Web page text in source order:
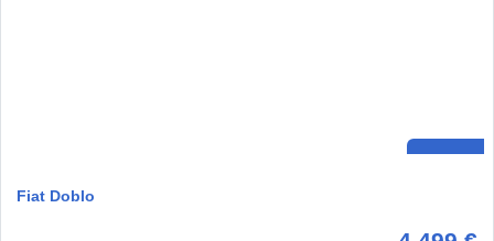
Fiat Doblo